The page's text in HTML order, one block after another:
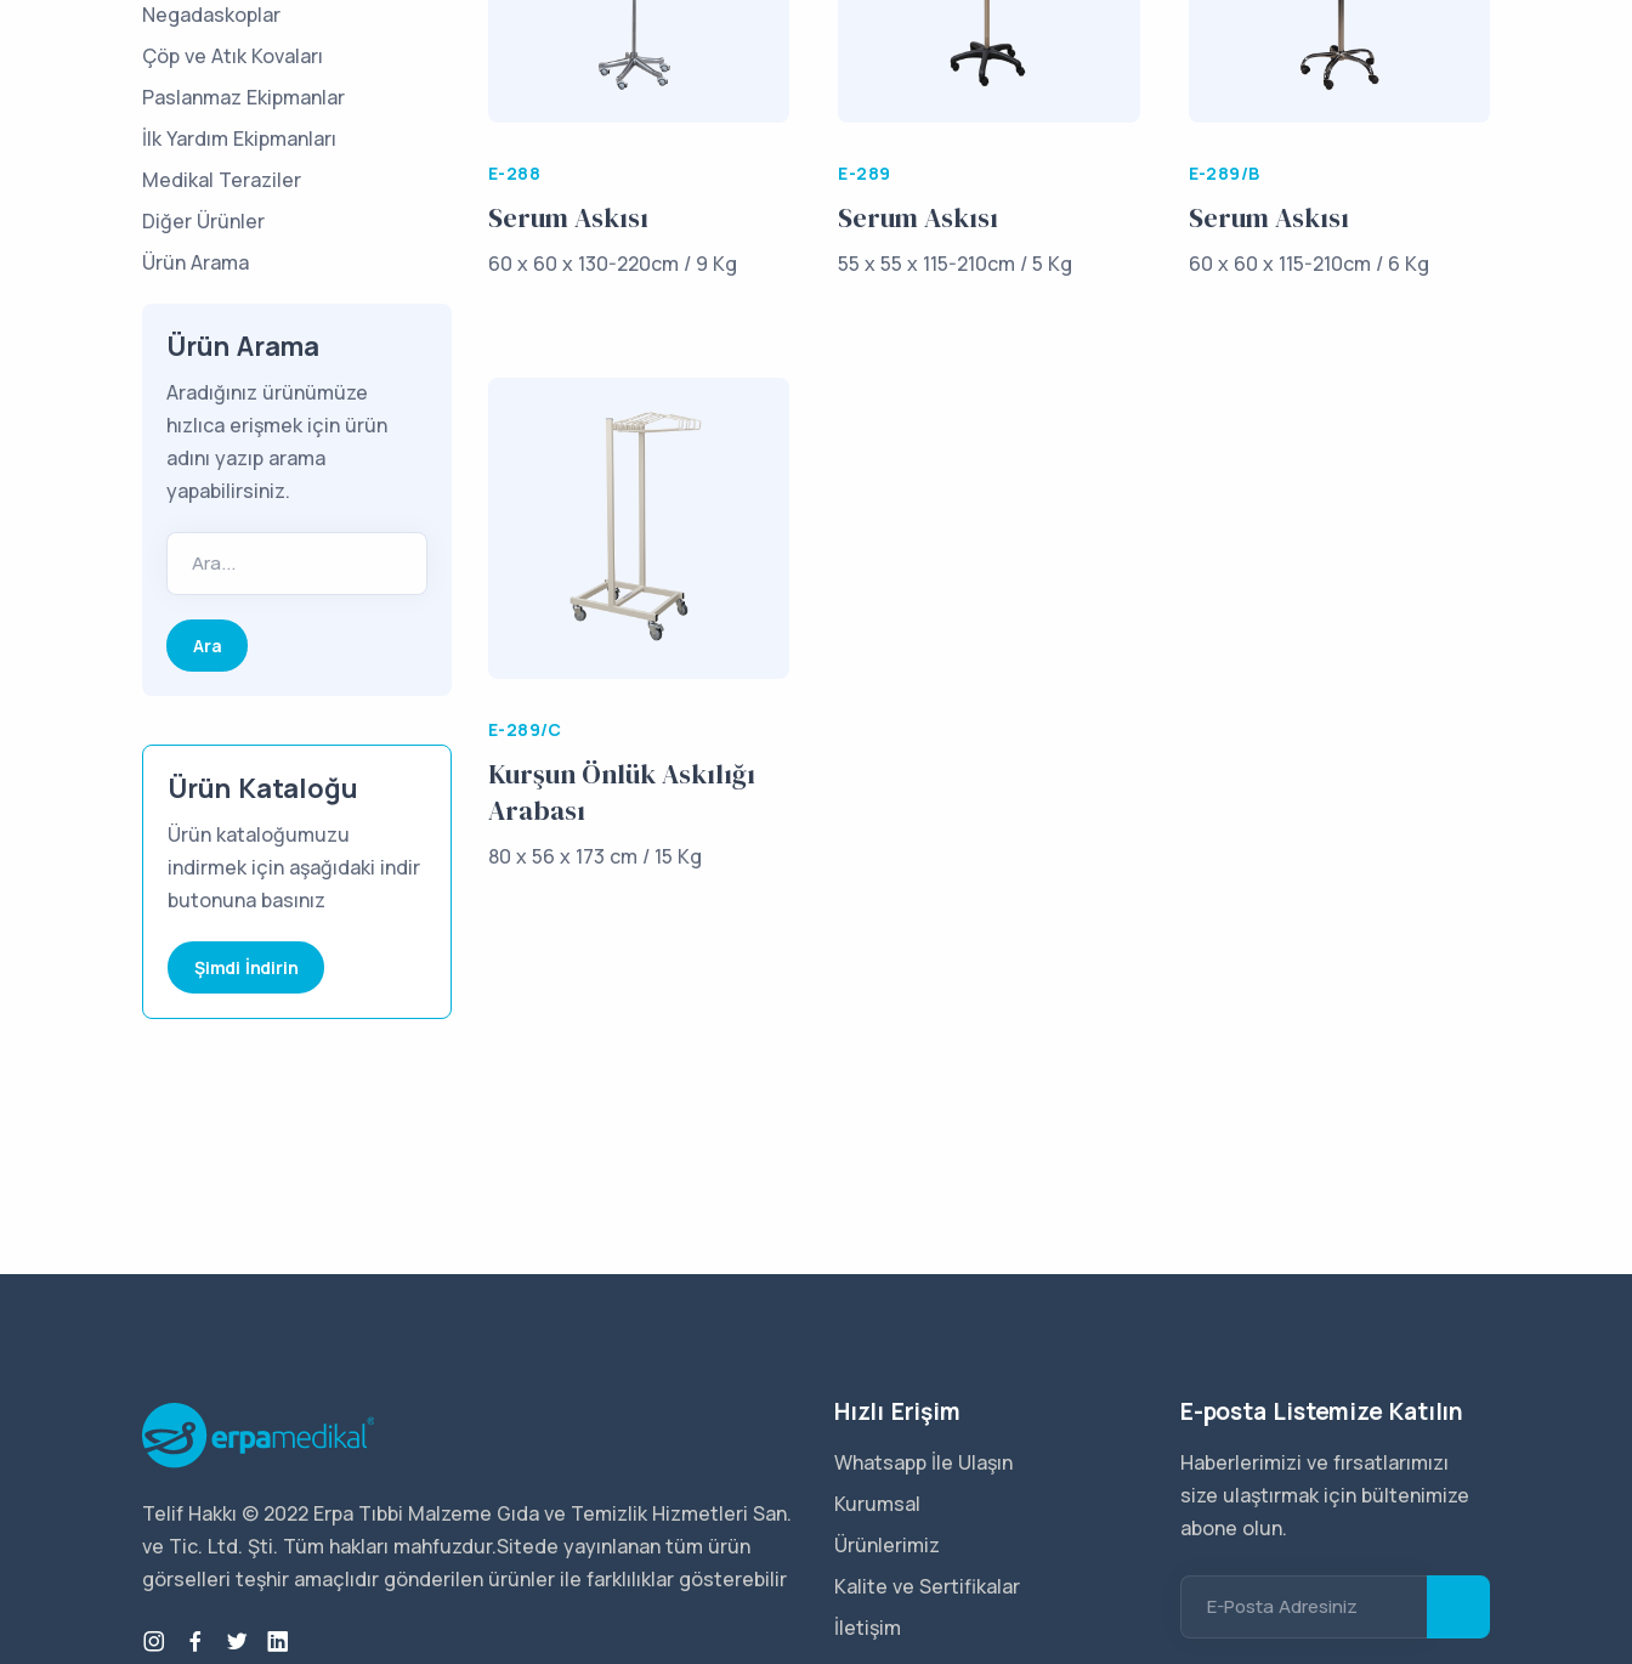
E-288
Serum Askısı
60 x 60 x 130-220cm / 9 Kg
E-289
Serum Askısı
55 x 55 x 115-210cm / 5 Kg
E-289/B
Serum Askısı
60 x 60 x 115-210cm / 6 Kg
E-289/C
Kurşun Önlük Askılığı
Arabası
80 x 56 x 173 cm / 15 Kg
Negadaskoplar
Çöp ve Atık Kovaları
Paslanmaz Ekipmanlar
İlk Yardım Ekipmanları
Medikal Teraziler
Diğer Ürünler
Ürün Arama
Ürün Arama
Aradığınız ürünümüze
hızlıca erişmek için ürün
adını yazıp arama
yapabilirsiniz.
Ara...
Ürün Kataloğu
Ürün kataloğumuzu
indirmek için aşağıdaki indir
butonuna basınız
Şimdi İndirin
Telif Hakkı © 2022 Erpa Tıbbi Malzeme Gıda ve Temizlik Hizmetleri San.
ve Tic. Ltd. Şti. Tüm hakları mahfuzdur.Sitede yayınlanan tüm ürün
görselleri teşhir amaçlıdır gönderilen ürünler ile farklılıklar gösterebilir
Hızlı Erişim
Whatsapp İle Ulaşın
Kurumsal
Ürünlerimiz
Kalite ve Sertifikalar
İletişim
E-posta Listemize Katılın
Haberlerimizi ve fırsatlarımızı
size ulaştırmak için bültenimize
abone olun.
E-Posta Adresiniz